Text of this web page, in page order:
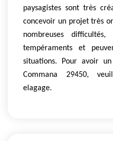
paysagistes sont très
concevoir un projet très
nombreuses
tempéraments et
situations. Pour avoir
Commana 29450,
elagage.